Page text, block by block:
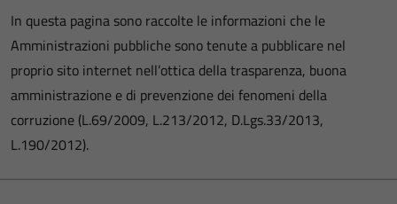
In questa pagina sono raccolte le informazioni che le
Amministrazioni pubbliche sono tenute a pubblicare nel
proprio sito internet nell’ottica della trasparenza, buona
amministrazione e di prevenzione dei fenomeni della
corruzione (L.69/2009, L.213/2012, D.Lgs.33/2013,
L.190/2012).